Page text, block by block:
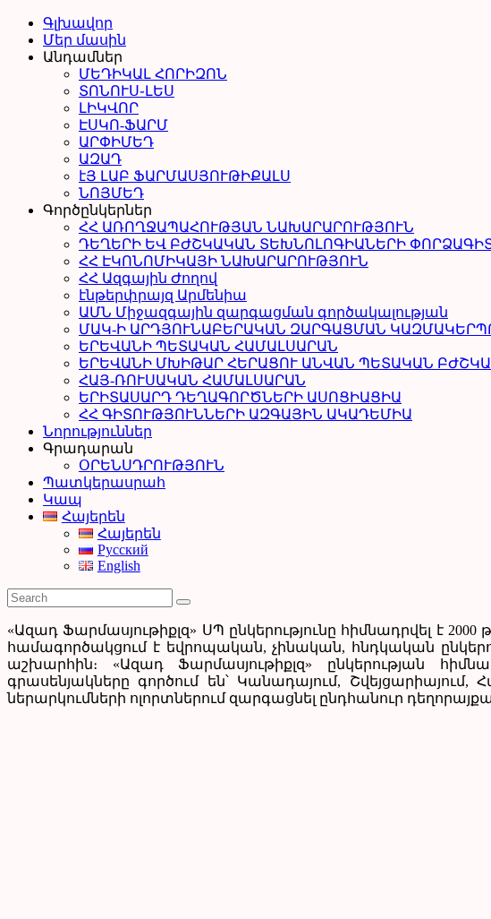
Գլխավոր
Մեր մասին
Անդամներ
ՄԵԴԻԿԱԼ ՀՈՐԻԶՈՆ
ՏՈՆՈՒՍ֊ԼԵՍ
ԼԻԿՎՈՐ
ԷՍԿՈ-ՖԱՐՄ
ԱՐՓԻՄԵԴ
ԱԶԱԴ
էՅ ԼԱԲ ՖԱՐՄԱՍՅՈՒԹԻՔԱԼՍ
ՆՈՅՄԵԴ
Գործընկերներ
ՀՀ ԱՌՈՂՋԱՊԱՀՈՒԹՅԱՆ ՆԱԽԱՐԱՐՈՒԹՅՈՒՆ
ԴԵՂԵՐԻ ԵՎ ԲԺՇԿԱԿԱՆ ՏԵԽՆՈԼՈԳԻԱՆԵՐԻ
ՀՀ ԷԿՈՆՈՄԻԿԱՅԻ ՆԱԽԱՐԱՐՈՒԹՅՈՒՆ
ՀՀ Ազգային Ժողով
էնթերփրայզ Արմենիա
ԱՄՆ Միջազգային զարգացման գործակալության
ՄԱԿ-Ի ԱՐԴՅՈՒՆԱԲԵՐԱԿԱՆ ԶԱՐԳԱՑՄԱՆ
ԵՐԵՎԱՆԻ ՊԵՏԱԿԱՆ ՀԱՄԱԼՍԱՐԱՆ
ԵՐԵՎԱՆԻ ՄԽԻԹԱՐ ՀԵՐԱՑՈՒ ԱՆՎԱՆ ՊԵՏԱԿԱՆ
ՀԱՅ-ՌՈՒՍԱԿԱՆ ՀԱՄԱԼՍԱՐԱՆ
ԵՐԻՏԱՍԱՐԴ ԴԵՂԱԳՈՐԾՆԵՐԻ ԱՍՈՑԻԱՑԻԱ
ՀՀ ԳԻՏՈՒԹՅՈՒՆՆԵՐԻ ԱԶԳԱՅԻՆ ԱԿԱԴԵՄԻԱ
Նորություններ
Գրադարան
ՕՐԵՆՍԴՐՈՒԹՅՈՒՆ
Պատկերասրահ
Կապ
Հայերեն
Հայերեն
Русский
English
«Ազադ Ֆարմասյութիքլզ» ՍՊ ընկերությունը հիմնադրվել է
համագործակցում է եվրոպական, չինական, հնդկական
աշխարհին։ «Ազադ Ֆարմասյութիքլզ» ընկերության
գրասենյակները գործում են՝ Կանադայում,
ներարկումների ոլորտներում զարգացնել ընդհանուր